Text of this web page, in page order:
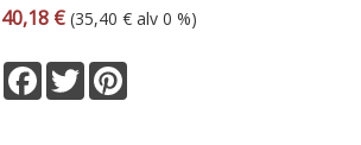
40,18 € (35,40 € alv 0 %)
Facebook
Twitter